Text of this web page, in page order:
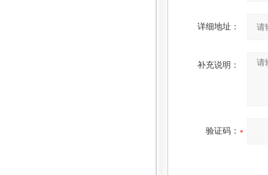
详细地址：
补充说明：
验证码：